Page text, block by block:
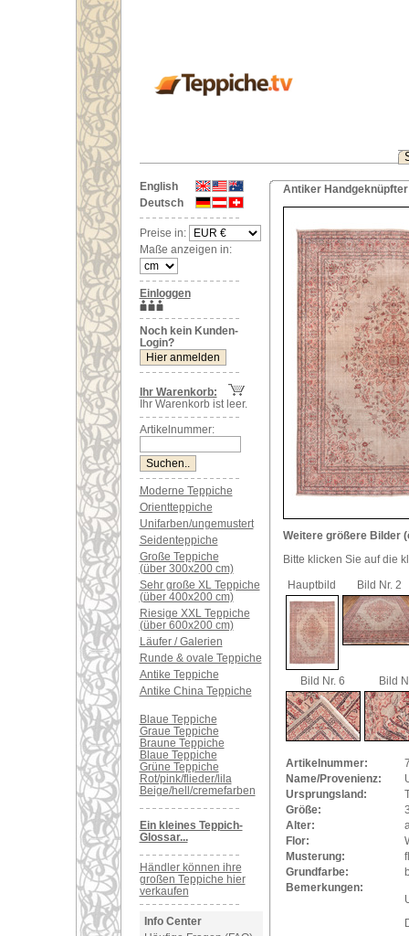
English
Deutsch
Preise in:
Maße anzeigen in:
Einloggen
Noch kein Kunden-
Login?
Ihr Warenkorb:
Ihr Warenkorb ist leer.
Artikelnummer:
Moderne Teppiche
Orientteppiche
Unifarben/ungemustert
Seidenteppiche
Große Teppiche
(über 300x200 cm)
Sehr große XL Teppiche
(über 400x200 cm)
Riesige XXL Teppiche
(über 600x200 cm)
Läufer / Galerien
Runde & ovale Teppiche
Antike Teppiche
Antike China Teppiche
Blaue Teppiche
Graue Teppiche
Braune Teppiche
Blaue Teppiche
Grüne Teppiche
Rot/pink/flieder/lila
Beige/hell/cremefarben
Ein kleines Teppich-
Glossar...
Händler können ihre
großen Teppiche hier
verkaufen
Info Center
Antiker
Weitere größere Bilder
Bitte klicken Sie auf die
Hauptbild
Bild Nr. 2
Bild Nr. 6 Bild
Artikelnummer:
Name/Provenienz:
Ursprungsland:
Größe:
Alter:
Flor:
Musterung:
Grundfarbe:
Bemerkungen: